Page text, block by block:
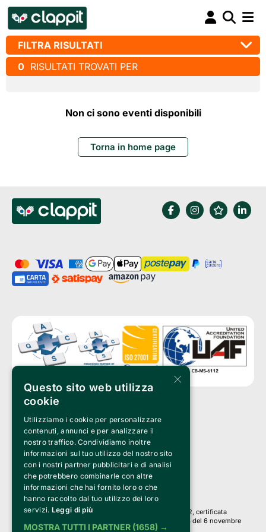
FILTRA RISULTATI
0 RISULTATI TROVATI PER
Non ci sono eventi disponibili
Torna in home page
Clappit è un marchio di proprietà di:
Bemils Srl
a Socio Unico
Via Fosse Ardeatine, 4 -20092 Cinisello Balsamo (MI)
PI 05589050961
Iscr. C.C.I.A.A. Milano R.E.A. 1833471
© 2010-2025 Bemils Srl - Tutti i diritti riservati
Credits:
Clappit è basato sulla piattaforma di biglietteria Belive 6.2, certificata
dall’Agenzia delle Entrate con protocollo n. 2025/445474 del 6 novembre
2025.
×
Questo sito web utilizza
cookie
Utilizziamo i cookie per personalizzare
contenuti, annunci e per analizzare il
nostro traffico. Condividiamo inoltre
informazioni sul tuo utilizzo del nostro sito
con i nostri partner pubblicitari e di analisi
che potrebbero combinarle con altre
informazioni che hai fornito loro o che
hanno raccolto dal tuo utilizzo dei loro
servizi. Leggi di più
MOSTRA TUTTI I PARTNER (1658) →